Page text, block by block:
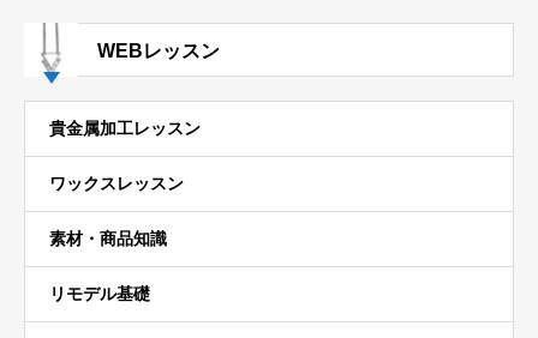
WEBレッスン
貴金属加工レッスン
ワックスレッスン
素材・商品知識
リモデル基礎